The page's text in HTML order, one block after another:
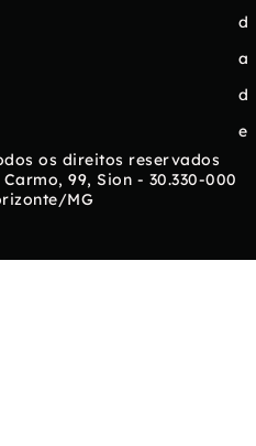
d
a
d
e
os direitos reservados
99, Sion - 30.330-000
MG